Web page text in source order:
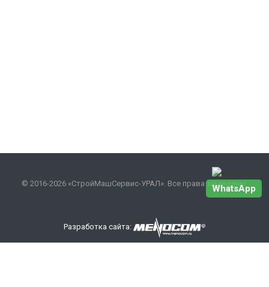
© 2016-2026 «СтройМашСервис-УРАЛ». Все права защищены.
Разработка сайта:
WhatsApp